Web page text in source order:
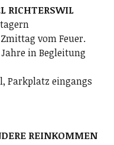
RICHTERSWIL
vom Feuer.
in Begleitung
Parkplatz eingangs
REINKOMMEN